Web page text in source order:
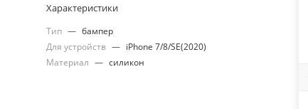
Характеристики
Тип — бампер
Для устройств — iPhone 7/8/SE(2020)
Материал — силикон